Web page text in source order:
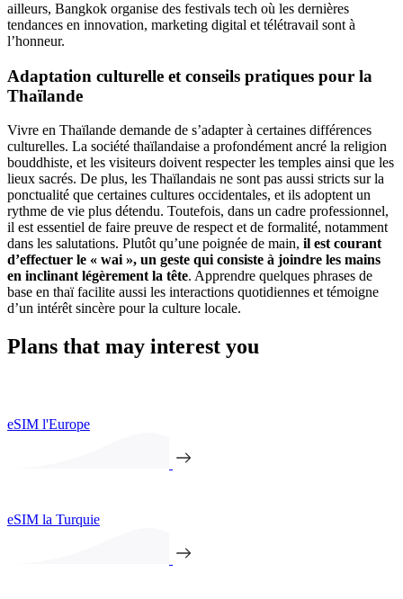
ailleurs, Bangkok organise des festivals tech où les dernières
tendances en innovation, marketing digital et télétravail sont à
l’honneur.
Adaptation culturelle et conseils pratiques pour la
Thaïlande
Vivre en Thaïlande demande de s’adapter à certaines différences
culturelles. La société thaïlandaise a profondément ancré la religion
bouddhiste, et les visiteurs doivent respecter les temples ainsi que les
lieux sacrés. De plus, les Thaïlandais ne sont pas aussi stricts sur la
ponctualité que certaines cultures occidentales, et ils adoptent un
rythme de vie plus détendu. Toutefois, dans un cadre professionnel,
il est essentiel de faire preuve de respect et de formalité, notamment
dans les salutations. Plutôt qu’une poignée de main, il est courant
d’effectuer le « wai », un geste qui consiste à joindre les mains
en inclinant légèrement la tête. Apprendre quelques phrases de
base en thaï facilite aussi les interactions quotidiennes et témoigne
d’un intérêt sincère pour la culture locale.
Plans that may interest you
eSIM l'Europe
eSIM la Turquie